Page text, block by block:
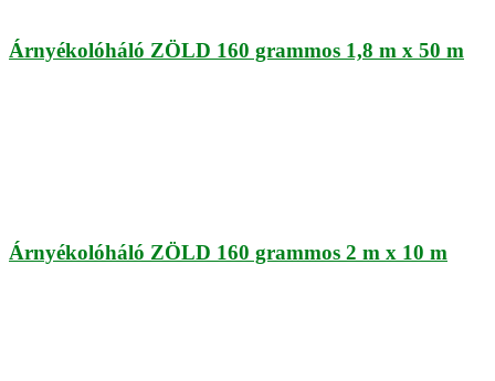
Árnyékolóháló ZÖLD 160 grammos 1,8 m x 50 m
Árnyékolóháló ZÖLD 160 grammos 2 m x 10 m